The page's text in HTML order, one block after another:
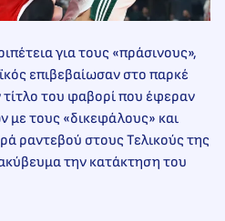
για τους «πράσινους»,
επιβεβαίωσαν στο παρκέ
τίτλο του φαβορί που έφεραν
με τους «δικεφάλους» και
ραντεβού στους Τελικούς της
την κατάκτηση του